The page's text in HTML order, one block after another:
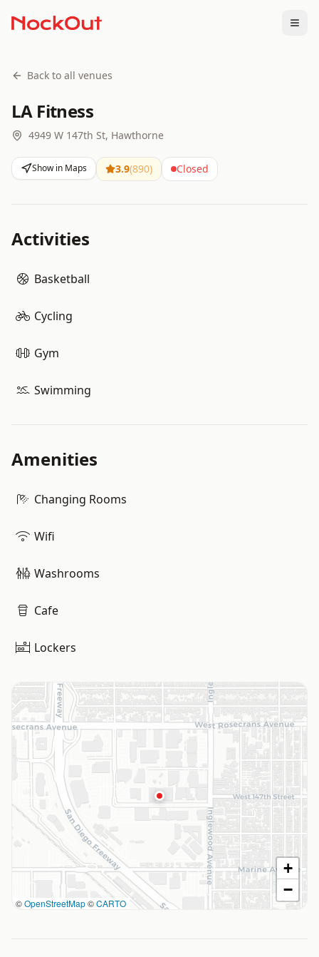
Back to all venues
LA Fitness
4949 W 147th St, Hawthorne
Show in Maps 3.9(890) Closed
Activities
Basketball
Cycling
Gym
Swimming
Amenities
Changing Rooms
Wifi
Washrooms
Cafe
Lockers
©OpenStreetMap©CARTO
+
−